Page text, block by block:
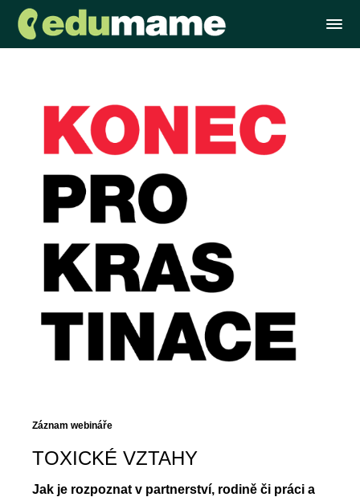
Záznam webináře
TOXICKÉ VZTAHY
Jak je rozpoznat v partnerství, rodině či práci a